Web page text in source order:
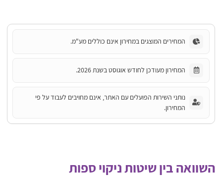
המחירים המוצגים במחירון אינם כוללים מע"מ.
המחירון מעודכן לחודש אוגוסט בשנת 2026.
נותני השירות הפועלים עם האתר, אינם מחויבים לעבוד על פי
המחירון.
השוואה בין שיטות ניקוי ספות